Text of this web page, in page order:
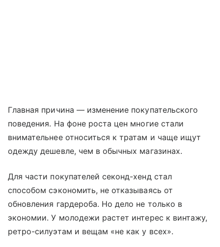
Главная причина — изменение покупательского
поведения. На фоне роста цен многие стали
внимательнее относиться к тратам и чаще ищут
одежду дешевле, чем в обычных магазинах.
Для части покупателей секонд-хенд стал
способом сэкономить, не отказываясь от
обновления гардероба. Но дело не только в
экономии. У молодежи растет интерес к винтажу,
ретро-силуэтам и вещам «не как у всех».